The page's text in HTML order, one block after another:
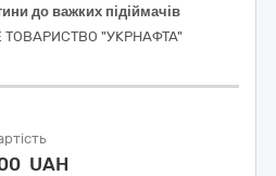
до важких підіймачів
ТОВАРИСТВО "УКPНAФТА"
UAH